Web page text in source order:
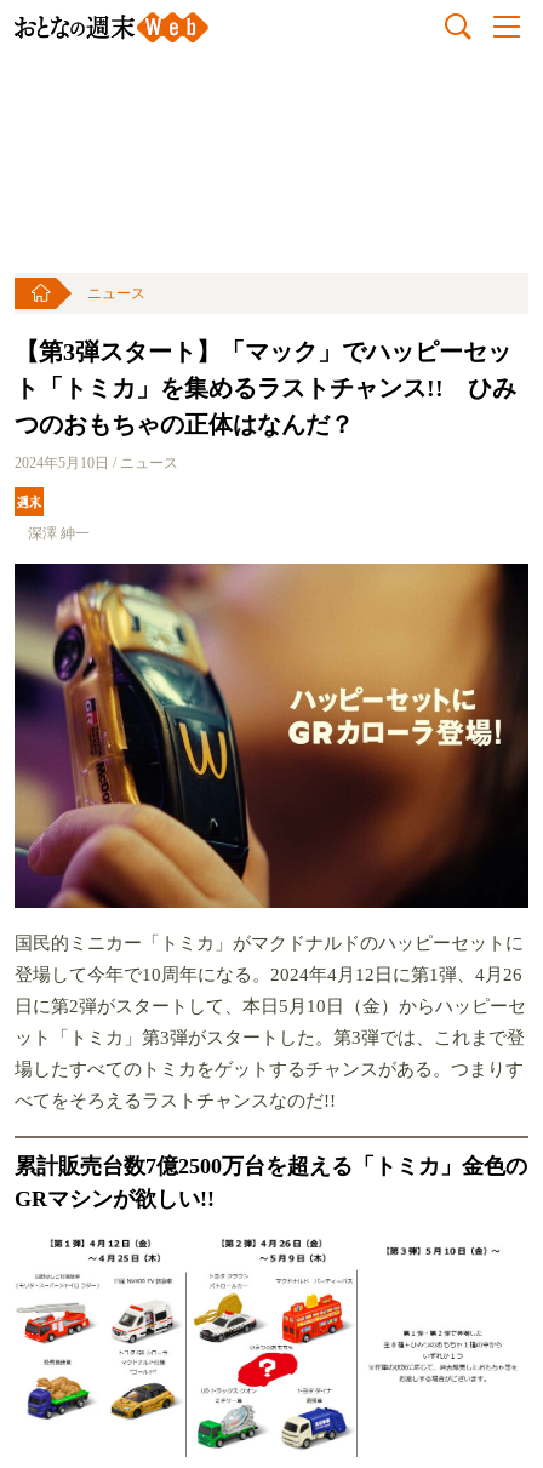
ニュース
【第3弾スタート】「マック」でハッピーセッ
ト「トミカ」を集めるラストチャンス!! ひみ
つのおもちゃの正体はなんだ？
2024年5月10日 / ニュース
深澤 紳一
国民的ミニカー「トミカ」がマクドナルドのハッピーセットに
登場して今年で10周年になる。2024年4月12日に第1弾、4月26
日に第2弾がスタートして、本日5月10日（金）からハッピーセ
ット「トミカ」第3弾がスタートした。第3弾では、これまで登
場したすべてのトミカをゲットするチャンスがある。つまりす
べてをそろえるラストチャンスなのだ!!
累計販売台数7億2500万台を超える「トミカ」金色の
GRマシンが欲しい!!